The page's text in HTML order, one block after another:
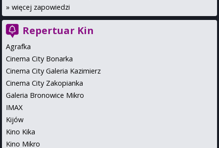
» więcej zapowiedzi
Repertuar Kin
Agrafka
Cinema City Bonarka
Cinema City Galeria Kazimierz
Cinema City Zakopianka
Galeria Bronowice Mikro
IMAX
Kijów
Kino Kika
Kino Mikro